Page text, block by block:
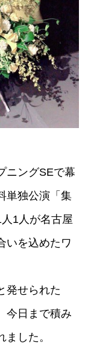
ニングSEで幕
単独公演「集
1人が名古屋
いを込めたワ
発せられた
今日まで積み
した。